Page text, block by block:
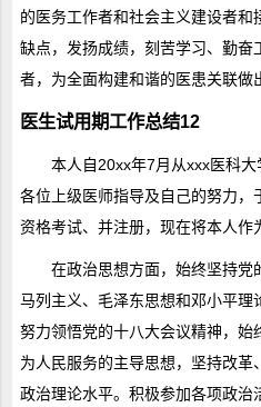
的医务工作者和社会主义建设者
缺点，发扬成绩，刻苦学习、勤奋
者，为全面构建和谐的医患关联做
医生试用期工作总结12
本人自20xx年7月从xxx医科
各位上级医师指导及自己的努力
资格考试、并注册，现在将本人作
在政治思想方面，始终坚持党
马列主义、毛泽东思想和邓小平理
努力领悟党的十八大会议精神，始
为人民服务的主导思想，坚持改
政治理论水平。积极参加各项政